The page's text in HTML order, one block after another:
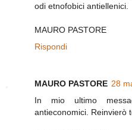
odi etnofobici antiellenici.
MAURO PASTORE
Rispondi
MAURO PASTORE 28
In mio ultimo
antieconomici. Reinvierò